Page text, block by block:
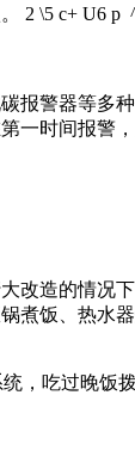
2 \5 c+ U6 p
报警器等多
一时间报警，
改造的情况
煮饭、热水
，吃过晚饭